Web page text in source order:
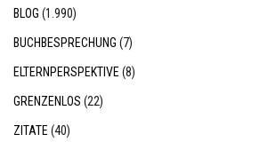
BLOG (1.990)
BUCHBESPRECHUNG (7)
ELTERNPERSPEKTIVE (8)
GRENZENLOS (22)
ZITATE (40)